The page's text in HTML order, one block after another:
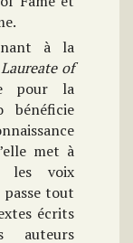
à la
of
pour la
bénéficie
met à
les voix
tout
écrits